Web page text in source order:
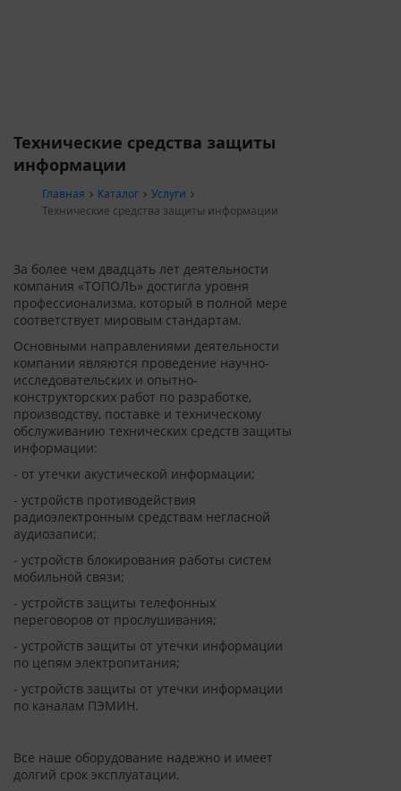
Технические средства защиты
информации
Главная Каталог
Услуги
Технические средства защиты информации
За более чем двадцать лет деятельности
компания «ТОПОЛЬ» достигла уровня
профессионализма, который в полной мере
соответствует мировым стандартам.
Основными направлениями деятельности
компании являются проведение научно-
исследовательских и опытно-
конструкторских работ по разработке,
производству, поставке и техническому
обслуживанию технических средств защиты
информации:
- от утечки акустической информации;
- устройств противодействия
радиоэлектронным средствам негласной
аудиозаписи;
- устройств блокирования работы систем
мобильной связи;
- устройств защиты телефонных
переговоров от прослушивания;
- устройств защиты от утечки информации
по цепям электропитания;
- устройств защиты от утечки информации
по каналам ПЭМИН.
Все наше оборудование надежно и имеет
долгий срок эксплуатации.